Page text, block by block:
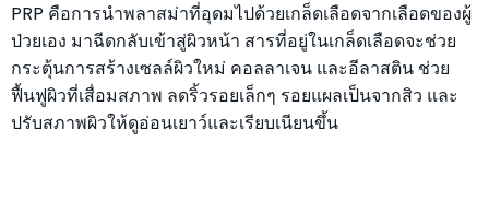
PRP คือการนำพลาสม่าที่อุดมไปด้วยเกล็ดเลือดจากเลือดของผู้
ป่วยเอง มาฉีดกลับเข้าสู่ผิวหน้า สารที่อยู่ในเกล็ดเลือดจะช่วย
กระตุ้นการสร้างเซลล์ผิวใหม่ คอลลาเจน และอีลาสติน ช่วย
ฟื้นฟูผิวที่เสื่อมสภาพ ลดริ้วรอยเล็กๆ รอยแผลเป็นจากสิว และ
ปรับสภาพผิวให้ดูอ่อนเยาว์และเรียบเนียนขึ้น